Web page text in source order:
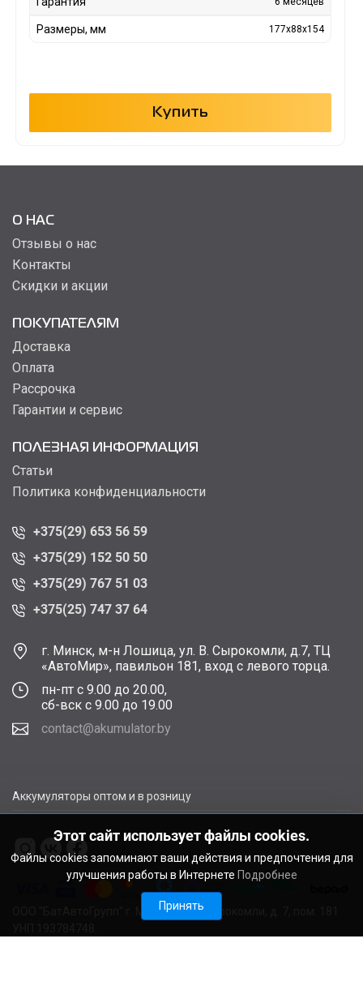
Размеры, мм 177x88x154
Купить
О НАС
Отзывы о нас
Контакты
Скидки и акции
ПОКУПАТЕЛЯМ
Доставка
Оплата
Рассрочка
Гарантии и сервис
ПОЛЕЗНАЯ ИНФОРМАЦИЯ
Статьи
Политика конфиденциальности
+375(29) 653 56 59
+375(29) 152 50 50
+375(29) 767 51 03
+375(25) 747 37 64
г. Минск, м-н Лошица, ул. В. Сырокомли, д.7, ТЦ
«АвтоМир», павильон 181, вход с левого торца.
пн-пт с 9.00 до 20.00,
сб-вск с 9.00 до 19.00
contact@akumulator.by
Аккумуляторы оптом и в розницу
ООО "БатАвтоГрупп" г. Минск, ул. В. Сырокомли, д. 7, пом. 181
Этот сайт использует файлы cookies.
Файлы cookies запоминают ваши действия и предпочтения для
улучшения работы в Интернете Подробнее
Принять